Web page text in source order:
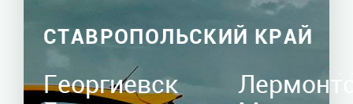
СТАВРОПОЛЬСКИЙ КРАЙ
Георгиевск